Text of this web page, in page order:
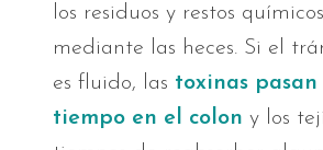
los residuos y restos
mediante las heces. Si el
es fluido, las toxinas
tiempo en el colon y los